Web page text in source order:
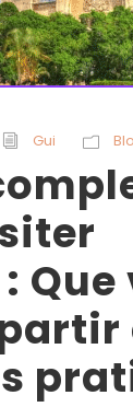
Gui
Que